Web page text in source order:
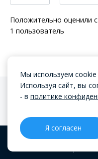
Положительно оценили
1 пользователь
Сейчас
Мы используем cookie
Используя сайт, вы
- в политике
Я согласен